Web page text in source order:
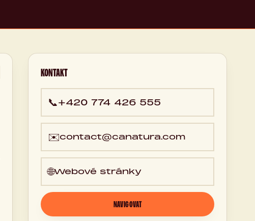
KONTAKT
📞+420 774 426 555
✉️contact@canatura.com
🌐Webové stránky
NAVIGOVAT